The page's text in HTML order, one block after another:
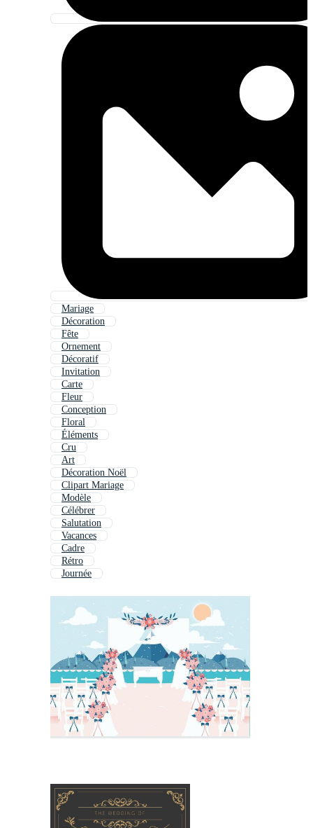
Mariage
Décoration
Fête
Ornement
Décoratif
Invitation
Carte
Fleur
Conception
Floral
Éléments
Cru
Art
Décoration Noël
Clipart Mariage
Modèle
Célébrer
Salutation
Vacances
Cadre
Rétro
Journée